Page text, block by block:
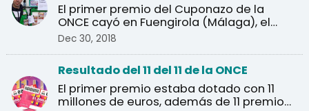
El primer premio del Cuponazo de la
ONCE cayó en Fuengirola (Málaga), el
Dec 30, 2018
Resultado del 11 del 11 de la ONCE
El primer premio estaba dotado con 11
millones de euros, además de 11 premios